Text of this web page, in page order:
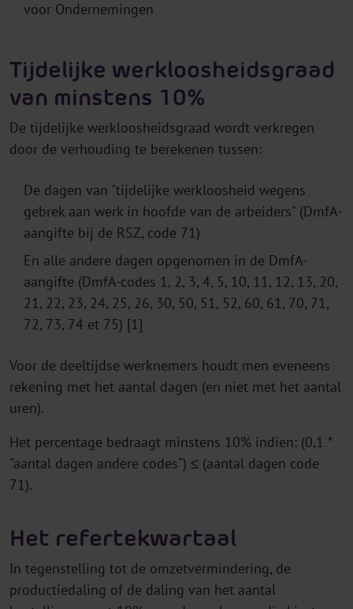
voor Ondernemingen
Tijdelijke werkloosheidsgraad
van minstens 10%
De tijdelijke werkloosheidsgraad wordt verkregen
door de verhouding te berekenen tussen:
De dagen van "tijdelijke werkloosheid wegens
gebrek aan werk in hoofde van de arbeiders" (DmfA-
aangifte bij de RSZ, code 71)
En alle andere dagen opgenomen in de DmfA-
aangifte (DmfA-codes 1, 2, 3, 4, 5, 10, 11, 12, 13, 20,
21, 22, 23, 24, 25, 26, 30, 50, 51, 52, 60, 61, 70, 71,
72, 73, 74 et 75) [1]
Voor de deeltijdse werknemers houdt men eveneens
rekening met het aantal dagen (en niet met het aantal
uren).
Het percentage bedraagt minstens 10% indien: (0,1 *
"aantal dagen andere codes") ≤ (aantal dagen code
71).
Het refertekwartaal
In tegenstelling tot de omzetvermindering, de
productiedaling of de daling van het aantal